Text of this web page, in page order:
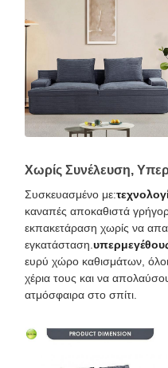
Χωρίς Συνέλευση,
Συσκευασμένο με:
καναπές αποκαθιστά
εκπακετάραση χωρίς να
εγκατάσταση.
ευρύ χώρο καθισμάτων,
χέρια τους και να
ατμόσφαιρα στο σπίτι.